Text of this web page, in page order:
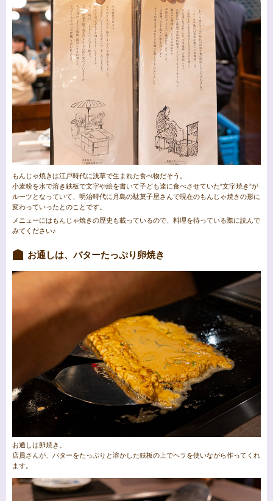
もんじゃ焼きは江戸時代に浅草で生まれた食べ物だそう。
小麦粉を水で溶き鉄板で文字や絵を書いて子ども達に食べさせていた“文字焼き”が
ルーツとなっていて、明治時代に月島の駄菓子屋さんで現在のもんじゃ焼きの形に
変わっていったとのことです。
メニューにはもんじゃ焼きの歴史も載っているので、料理を待っている際に読んで
みてください♪
お通しは、バターたっぷり卵焼き
お通しは卵焼き。
店員さんが、バターをたっぷりと溶かした鉄板の上でヘラを使いながら作ってくれ
ます。